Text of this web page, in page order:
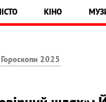
КІНО
Гороскопи 2025